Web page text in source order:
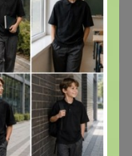
+1.1K